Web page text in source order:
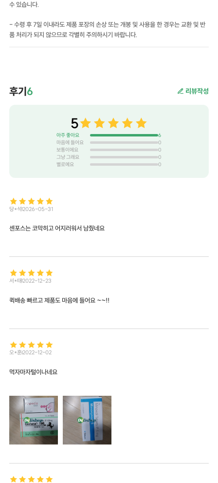
수 있습니다.
- 수령 후 7일 이내라도 제품 포장의 손상 또는 개봉 및 사용을 한 경우는 교환 및 반
품 처리가 되지 않으므로 각별히 주의하시기 바랍니다.
후기6 리뷰작성
5
아주 좋아요
6
마음에 들어요
0
보통이에요
0
그냥 그래요
0
별로예요
0
당*석2026-05-31
센포스는 코막히고 어지러워서 남줬네요
서*태2022-12-23
퀵배송 빠르고 제품도 마음에 들어요 ~~!!
오*훈2022-12-02
먹자마자털이나네요